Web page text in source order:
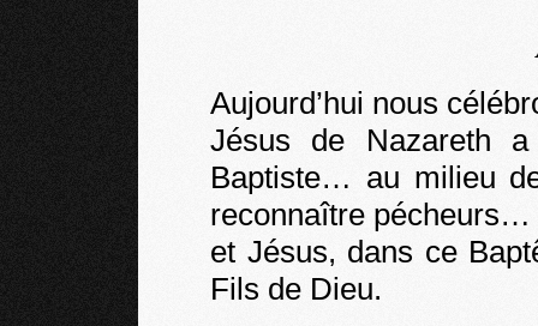
Aujourd’hui nous
Jésus de Nazareth
Baptiste… au milieu
reconnaître pécheurs…
et Jésus, dans ce
Fils de Dieu.